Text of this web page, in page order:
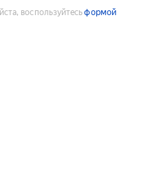
воспользуйтесьформой